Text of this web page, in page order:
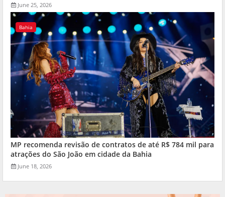
June 25, 2026
Bahia
MP recomenda revisão de contratos de até R$ 784 mil para
atrações do São João em cidade da Bahia
June 18, 2026